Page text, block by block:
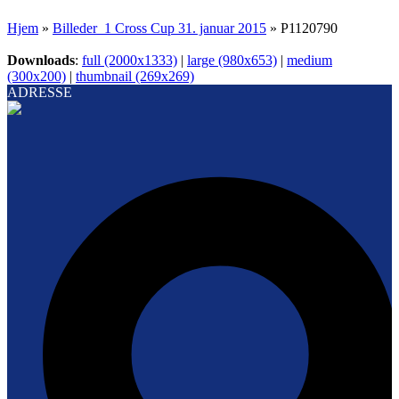
Hjem » Billeder_1 Cross Cup 31. januar 2015 » P1120790
Downloads: full (2000x1333) | large (980x653) | medium
(300x200) | thumbnail (269x269)
ADRESSE